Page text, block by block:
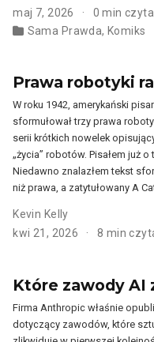
maj 7, 2026
0 min
Sama Prawda, Komiks
Prawa robotyki
W roku 1942, amerykański
sformułował trzy prawa
serii krótkich nowelek
„życia” robotów. Pisałem już
Niedawno znalazłem tekst
niż prawa, a zatytułowany A
Kevin Kelly
kwi 21, 2026
8 min
Które zawody AI
Firma Anthropic właśnie
dotyczący zawodów, które